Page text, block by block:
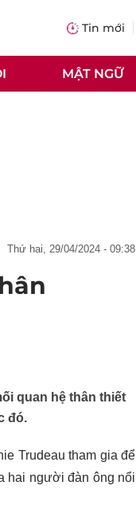
Tin mới
MẬT NGỮ
thứ hai, 29/04/2024 - 09:38
quan hệ thân thiết
đó.
Trudeau tham gia để
hai người đàn ông nổi